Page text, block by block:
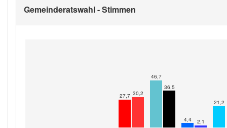
Gemeinderatswahl - Stimmen
27,7 30,2
46,7
36,5
4,4 2,1
21,2